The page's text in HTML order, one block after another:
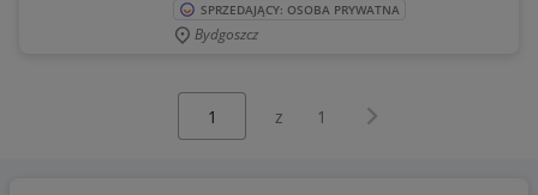
SPRZEDAJĄCY: OSOBA PRYWATNA
Bydgoszcz
z 1 Następna strona